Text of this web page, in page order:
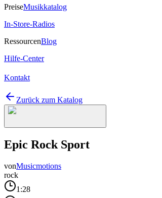
PreiseMusikkatalog
In-Store-Radios
RessourcenBlog
Hilfe-Center
Kontakt
Zurück zum Katalog
Epic Rock Sport
vonMusicmotions
rock
1:28